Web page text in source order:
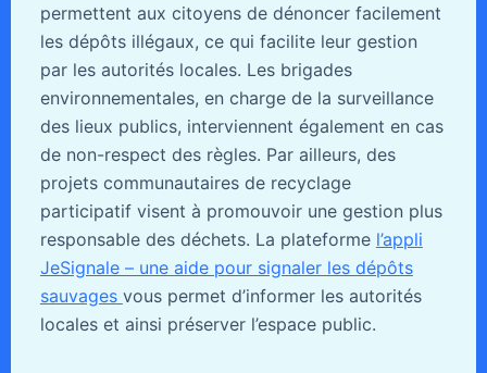
permettent aux citoyens de dénoncer facilement
les dépôts illégaux, ce qui facilite leur gestion
par les autorités locales. Les brigades
environnementales, en charge de la surveillance
des lieux publics, interviennent également en cas
de non-respect des règles. Par ailleurs, des
projets communautaires de recyclage
participatif visent à promouvoir une gestion plus
responsable des déchets. La plateforme l’appli
JeSignale – une aide pour signaler les dépôts
sauvages vous permet d’informer les autorités
locales et ainsi préserver l’espace public.